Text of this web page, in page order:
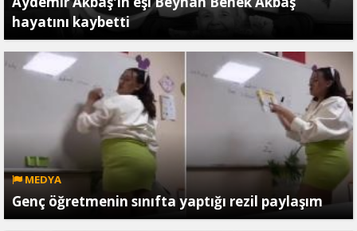
hayatını kaybetti
MEDYA
Genç öğretmenin sınıfta yaptığı rezil paylaşım